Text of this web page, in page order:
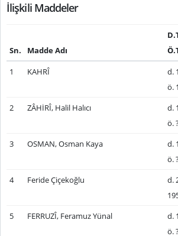
İlişkili Maddeler
Sn. Madde Adı
1
KAHRÎ
d.
ö.
2 ZÂHİRÎ, Halil Halıcı
d.
ö.
3 OSMAN, Osman Kaya
d.
ö.
4 Feride Çiçekoğlu
d.
5 FERRUZÎ, Feramuz Yünal
d.
ö.